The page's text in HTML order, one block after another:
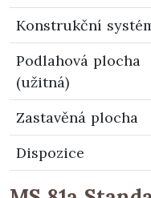
Konstrukční
Podlahová plocha
(užitná)
Zastavěná plocha
Dispozice